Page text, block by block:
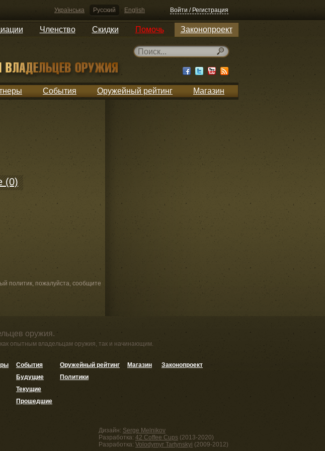
Українська Русский English Войти / Регистрация
Членство Скидки Помочь Законопроект
События Оружейный рейтинг Магазин
(0)
политик, пожалуйста, сообщите
оружия.
опытным владельцам оружия, так и начинающим.
События
Будущие
Текущие
Прошедшие
Оружейный рейтинг
Политики
Магазин Законопроект
Дизайн: Serge Melnikov
Разработка: 42 Coffee Cups (2013-2020)
Разработка: Volodymyr Tartynskyi (2009-2012)